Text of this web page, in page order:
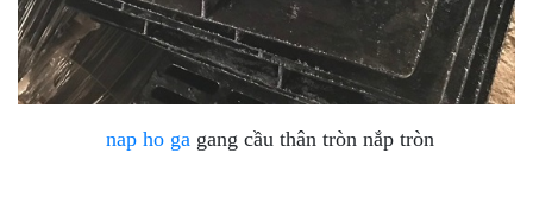
nap ho ga gang cầu thân tròn nắp tròn